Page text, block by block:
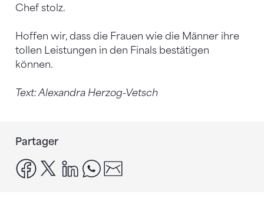
Chef stolz.
Hoffen wir, dass die Frauen wie die Männer ihre
tollen Leistungen in den Finals bestätigen
können.
Text: Alexandra Herzog-Vetsch
Partager
facebook
x linkedinwhatsapp